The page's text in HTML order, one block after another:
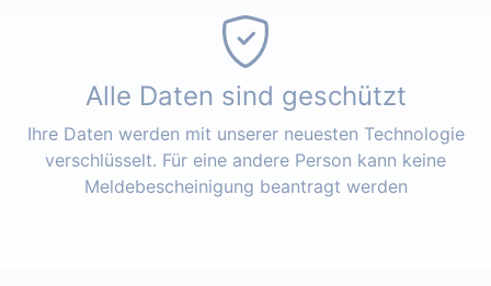
Alle Daten sind geschützt
Ihre Daten werden mit unserer neuesten Technologie
verschlüsselt. Für eine andere Person kann keine
Meldebescheinigung beantragt werden